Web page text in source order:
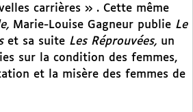
carrières » . Cette même
Marie-Louise Gagneur publie Le
et sa suite Les Réprouvées, un
sur la condition des femmes,
et la misère des femmes de